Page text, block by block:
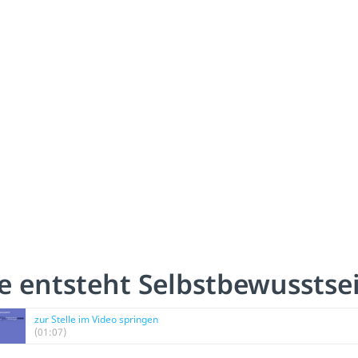
entsteht
zur Stelle im Video springen
(01:07)